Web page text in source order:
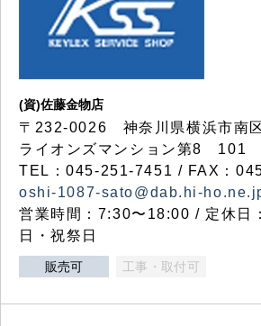
(資)佐藤金物店
〒232-0026 神奈川県横浜市南
ライオンズマンション第8 101
TEL：045-251-7451 / FAX：
oshi-1087-sato@dab.hi-
営業時間：7:30〜18:00 / 定休日
日・祝祭日
販売可 工事・取付可